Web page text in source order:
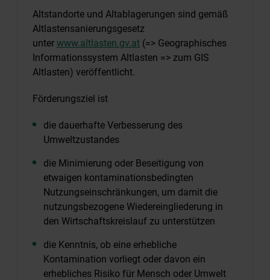
Altstandorte und Altablagerungen sind gemäß
Altlastensanierungsgesetz
unter www.altlasten.gv.at (=> Geographisches
Informationssystem Altlasten => zum GIS
Altlasten) veröffentlicht.
Förderungsziel ist
die dauerhafte Verbesserung des
Umweltzustandes
die Minimierung oder Beseitigung von
etwaigen kontaminationsbedingten
Nutzungseinschränkungen, um damit die
nutzungsbezogene Wiedereingliederung in
den Wirtschaftskreislauf zu unterstützen
die Kenntnis, ob eine erhebliche
Kontamination vorliegt oder davon ein
erhebliches Risiko für Mensch oder Umwelt